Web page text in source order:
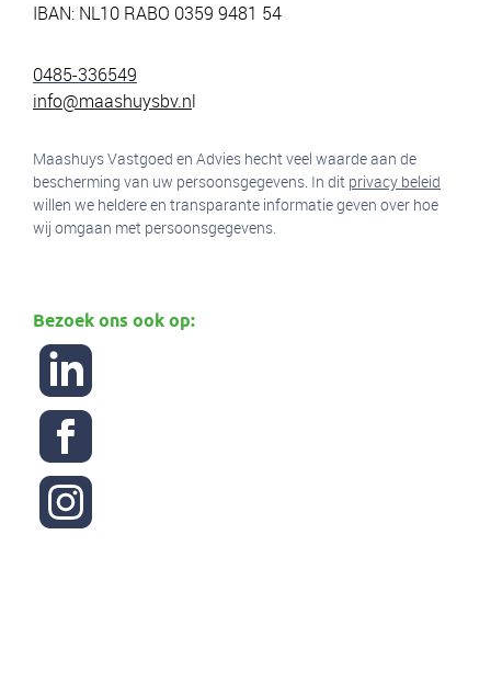
IBAN: NL10 RABO 0359 9481 54
0485-336549
info@maashuysbv.nl
Maashuys Vastgoed en Advies hecht veel waarde aan de
bescherming van uw persoonsgegevens. In dit privacy beleid
willen we heldere en transparante informatie geven over hoe
wij omgaan met persoonsgegevens.
Bezoek ons ook op: